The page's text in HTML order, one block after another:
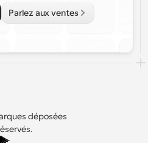
Parlez aux ventes
déposées